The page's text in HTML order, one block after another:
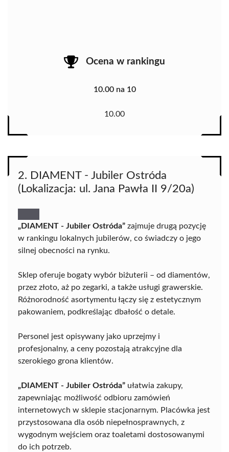
Ocena w rankingu
10.00 na 10
10.00
2. DIAMENT - Jubiler Ostróda
(Lokalizacja: ul. Jana Pawła II 9/20a)
„DIAMENT - Jubiler Ostróda” zajmuje drugą pozycję
w rankingu lokalnych jubilerów, co świadczy o jego
silnej obecności na rynku.
Sklep oferuje bogaty wybór biżuterii – od diamentów,
przez złoto, aż po zegarki, a także usługi grawerskie.
Różnorodność asortymentu łączy się z estetycznym
pakowaniem, podkreślając dbałość o detale.
Personel jest opisywany jako uprzejmy i
profesjonalny, a ceny pozostają atrakcyjne dla
szerokiego grona klientów.
„DIAMENT - Jubiler Ostróda” ułatwia zakupy,
zapewniając możliwość odbioru zamówień
internetowych w sklepie stacjonarnym. Placówka jest
przystosowana dla osób niepełnosprawnych, z
wygodnym wejściem oraz toaletami dostosowanymi
do ich potrzeb.